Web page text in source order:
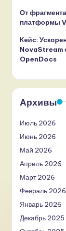
От
платформы
Кейс:
NovaStream
OpenDocs
Архивы
Июль 2026
Июнь 2026
Май 2026
Апрель 2026
Март 2026
Февраль 2026
Январь 2026
Декабрь 2025